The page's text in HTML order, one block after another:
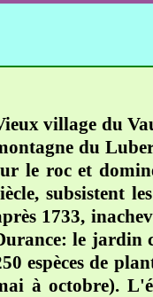
village du
du
le roc et
subsistent
1733,
le jardin
espèces de
à octobre).